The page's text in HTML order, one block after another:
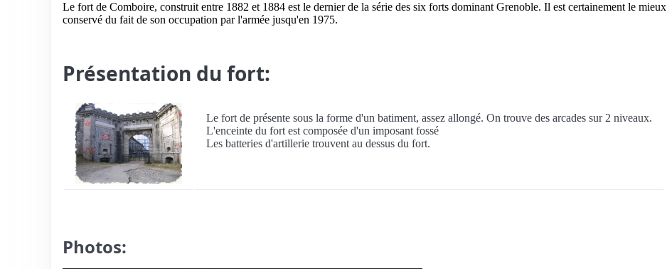
Le fort de Comboire, construit entre 1882 et 1884 est le dernier de la série des six forts dominant Grenoble. Il est certainement le mieux
conservé du fait de son occupation par l'armée jusqu'en 1975.
Présentation du fort:
Le fort de présente sous la forme d'un batiment, assez allongé. On trouve des arcades sur 2 niveaux.
L'enceinte du fort est composée d'un imposant fossé
Les batteries d'artillerie trouvent au dessus du fort.
Photos: